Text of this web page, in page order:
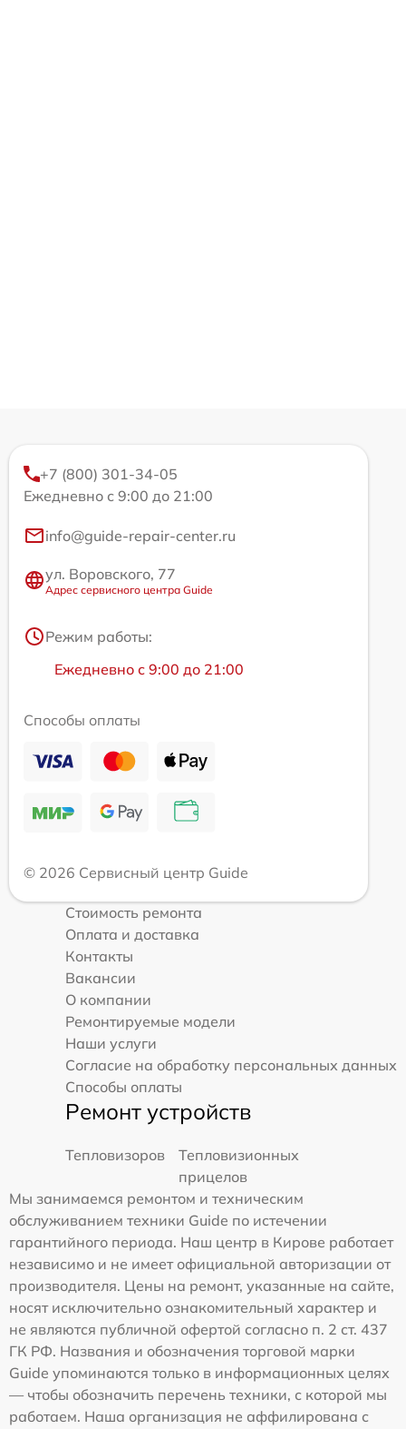
+7 (800) 301-34-05
Ежедневно с 9:00 до 21:00
info@guide-repair-center.ru
ул. Воровского, 77
Адрес сервисного центра Guide
Режим работы:
Ежедневно с 9:00 до 21:00
Способы оплаты
© 2026 Сервисный центр Guide
Стоимость ремонта
Оплата и доставка
Контакты
Вакансии
О компании
Ремонтируемые модели
Наши услуги
Согласие на обработку персональных данных
Способы оплаты
Ремонт устройств
Тепловизоров
Тепловизионных
прицелов
Мы занимаемся ремонтом и техническим
обслуживанием техники Guide по истечении
гарантийного периода. Наш центр в Кирове работает
независимо и не имеет официальной авторизации от
производителя. Цены на ремонт, указанные на сайте,
носят исключительно ознакомительный характер и
не являются публичной офертой согласно п. 2 ст. 437
ГК РФ. Названия и обозначения торговой марки
Guide упоминаются только в информационных целях
— чтобы обозначить перечень техники, с которой мы
работаем. Наша организация не аффилирована с